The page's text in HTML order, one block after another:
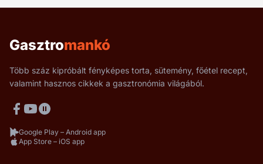
Gasztromankó
Több száz kipróbált fényképes torta, sütemény, főétel recept,
valamint hasznos cikkek a gasztronómia világából.
Google Play – Android app
App Store – iOS app